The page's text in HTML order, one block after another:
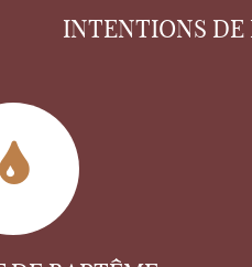
INTENTIONS DE